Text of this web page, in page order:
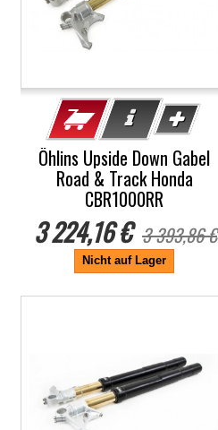
Öhlins Upside Down Gabel
Road & Track Honda
CBR1000RR
3 224,16 € 3 393,86 €
Nicht auf Lager